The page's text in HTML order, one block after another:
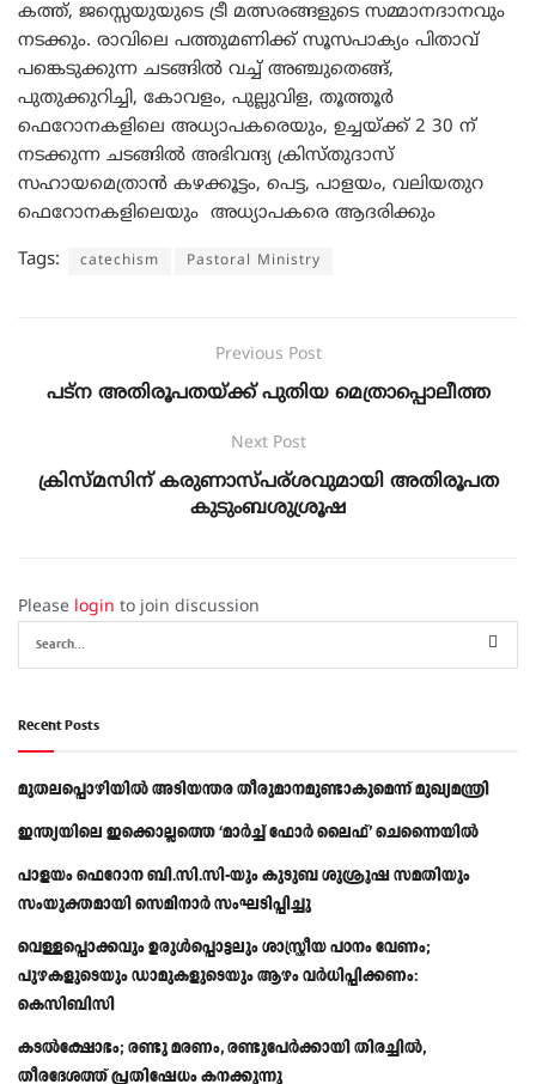
കത്ത്, ജസ്സെയുയുടെ ട്രീ മത്സരങ്ങളുടെ സമ്മാനദാനവും
നടക്കും. രാവിലെ പത്തുമണിക്ക് സൂസപാക്യം പിതാവ്
പങ്കെടുക്കുന്ന ചടങ്ങിൽ വച്ച് അഞ്ചുതെങ്ങ്,
പുതുക്കുറിച്ചി, കോവളം, പുല്ലുവിള, തൂത്തൂർ
ഫെറോനകളിലെ അധ്യാപകരെയും, ഉച്ചയ്ക്ക് 2 30 ന്
നടക്കുന്ന ചടങ്ങിൽ അഭിവന്ദ്യ ക്രിസ്തുദാസ്
സഹായമെത്രാൻ കഴക്കൂട്ടം, പെട്ട, പാളയം, വലിയതുറ
ഫെറോനകളിലെയും അധ്യാപകരെ ആദരിക്കും
Tags: catechism Pastoral Ministry
Previous Post
പട്ന അതിരൂപതയ്ക്ക് പുതിയ മെത്രാപ്പൊലീത്ത
Next Post
ക്രിസ്മസിന് കരുണാസ്പര്ശവുമായി അതിരൂപത
കുടുംബശുശ്രൂഷ
Please login to join discussion
Recent Posts
മുതലപ്പൊഴിയിൽ അടിയന്തര തീരുമാനമുണ്ടാകുമെന്ന് മുഖ്യമന്ത്രി
ഇന്ത്യയിലെ ഇക്കൊല്ലത്തെ ‘മാർച്ച് ഫോർ ലൈഫ്’ ചെന്നൈയിൽ
പാളയം ഫെറോന ബി.സി.സി-യും കുടുബ ശുശ്രൂഷ സമതിയും
സംയുക്തമായി സെമിനാർ സംഘടിപ്പിച്ചു
വെള്ളപ്പൊക്കവും ഉരുള്‍പ്പൊട്ടലും ശാസ്ത്രീയ പഠനം വേണം;
പുഴകളുടെയും ഡാമുകളുടെയും ആഴം വര്‍ധിപ്പിക്കണം:
കെസിബിസി
കടൽക്ഷോഭം; രണ്ടു മരണം, രണ്ടുപേർക്കായി തിരച്ചിൽ,
തീരദേശത്ത് പ്രതിഷേധം കനക്കുന്നു